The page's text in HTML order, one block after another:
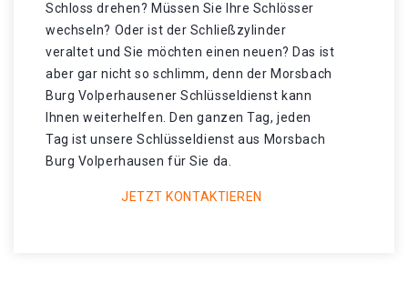
Schloss drehen? Müssen Sie Ihre Schlösser
wechseln? Oder ist der Schließzylinder
veraltet und Sie möchten einen neuen? Das ist
aber gar nicht so schlimm, denn der Morsbach
Burg Volperhausener Schlüsseldienst kann
Ihnen weiterhelfen. Den ganzen Tag, jeden
Tag ist unsere Schlüsseldienst aus Morsbach
Burg Volperhausen für Sie da.
JETZT KONTAKTIEREN